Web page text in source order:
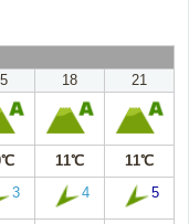
18 21
11℃ 11℃
3 4 5